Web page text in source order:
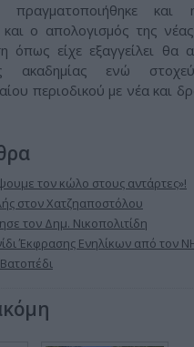
πραγματοποιήθηκε και
ο απολογισμός της
όπως είχε εξαγγείλει θα
ακαδημίας ενώ
περιοδικού με νέα και
τον κώλο στους αντάρτες»!
στον Χατζηαποστόλου
τον Δημ. Νικοπολιτίδη
Έκφρασης Ενηλίκων από τον